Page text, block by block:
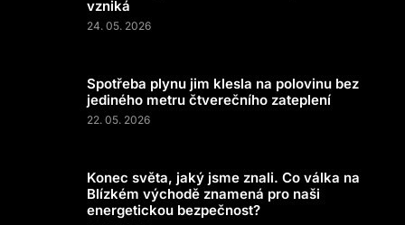
vzniká
24. 05. 2026
Spotřeba plynu jim klesla na polovinu bez
jediného metru čtverečního zateplení
22. 05. 2026
Konec světa, jaký jsme znali. Co válka na
Blízkém východě znamená pro naši
energetickou bezpečnost?